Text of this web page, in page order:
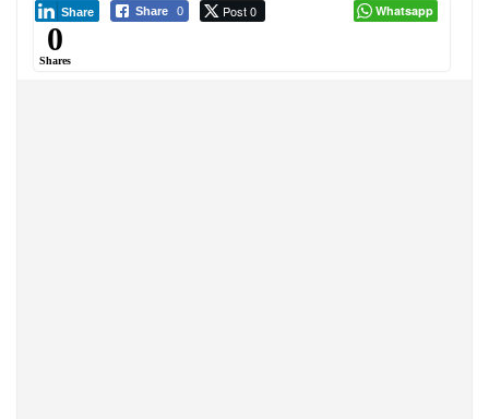
Share 0 Post 0
Share Whatsapp
0
Shares